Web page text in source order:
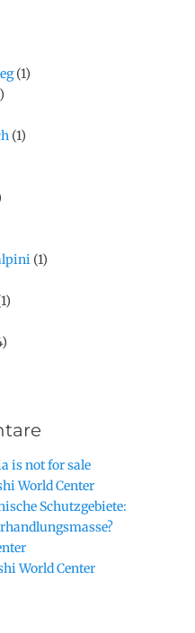
(1)
(1)
(1)
is not for sale
World Center
Schutzgebiete:
World Center